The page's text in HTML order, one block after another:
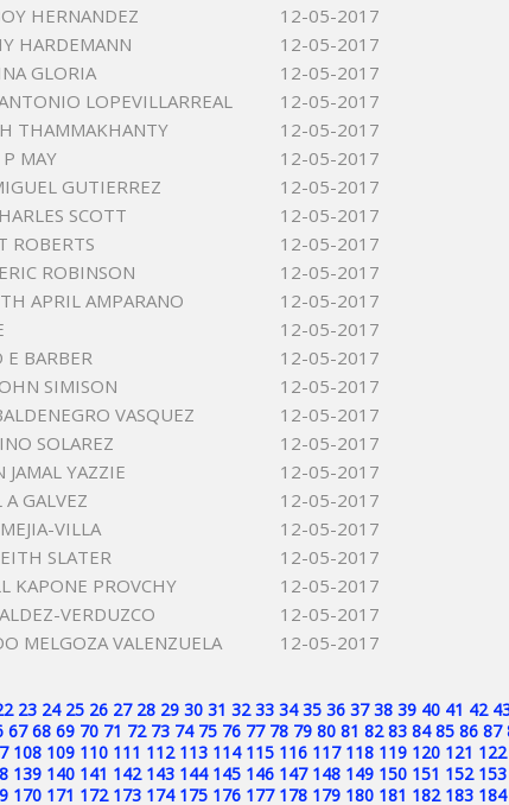
HERNANDEZ
12-05-2017
HARDEMANN
12-05-2017
GLORIA
12-05-2017
LOPEVILLARREAL
12-05-2017
THAMMAKHANTY
12-05-2017
P MAY
12-05-2017
GUTIERREZ
12-05-2017
SCOTT
12-05-2017
ROBERTS
12-05-2017
ROBINSON
12-05-2017
APRIL AMPARANO
12-05-2017
12-05-2017
E BARBER
12-05-2017
SIMISON
12-05-2017
VASQUEZ
12-05-2017
SOLAREZ
12-05-2017
JAMAL YAZZIE
12-05-2017
A GALVEZ
12-05-2017
VILLA
12-05-2017
SLATER
12-05-2017
KAPONE PROVCHY
12-05-2017
VERDUZCO
12-05-2017
MELGOZA VALENZUELA 12-05-2017
23 24 25 26 27 28 29 30 31 32 33 34 35 36 37 38 39 40 41 42
67 68 69 70 71 72 73 74 75 76 77 78 79 80 81 82 83 84 85 86 87
108 109 110 111 112 113 114 115 116 117 118 119 120 121 122
139 140 141 142 143 144 145 146 147 148 149 150 151 152 153
170 171 172 173 174 175 176 177 178 179 180 181 182 183 184